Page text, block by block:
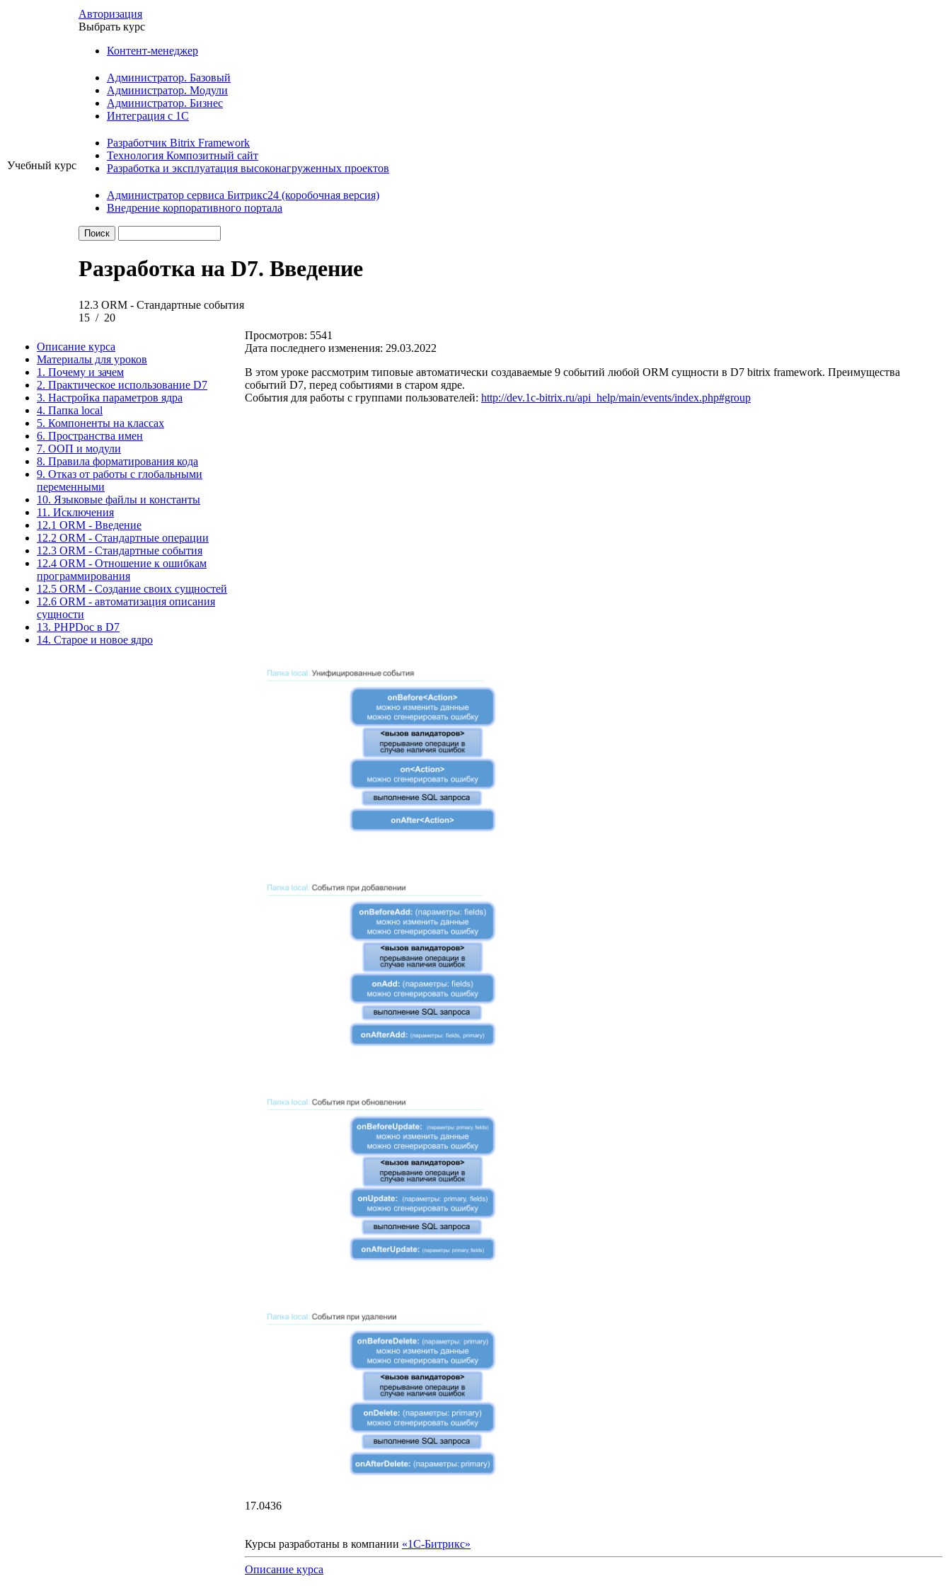
Учебный курс
Авторизация
Выбрать курс
Контент-менеджер
Администратор. Базовый
Администратор. Модули
Администратор. Бизнес
Интеграция с 1С
Разработчик Bitrix Framework
Технология Композитный сайт
Разработка и эксплуатация высоконагруженных проектов
Администратор сервиса Битрикс24 (коробочная версия)
Внедрение корпоративного портала
Разработка на D7. Введение
12.3 ORM - Стандартные события
15 / 20
Описание курса
Материалы для уроков
1. Почему и зачем
2. Практическое использование D7
3. Настройка параметров ядра
4. Папка local
5. Компоненты на классах
6. Пространства имен
7. ООП и модули
8. Правила форматирования кода
9. Отказ от работы с глобальными
переменными
10. Языковые файлы и константы
11. Исключения
12.1 ORM - Введение
12.2 ORM - Стандартные операции
12.3 ORM - Стандартные события
12.4 ORM - Отношение к ошибкам
программирования
12.5 ORM - Создание своих сущностей
12.6 ORM - автоматизация описания
сущности
13. PHPDoc в D7
14. Старое и новое ядро
Просмотров: 5541
Дата последнего изменения: 29.03.2022
В этом уроке рассмотрим типовые автоматически создаваемые 9 событий любой ORM сущности в D7 bitrix framework. Преимущества
событий D7, перед событиями в старом ядре.
События для работы с группами пользователей: http://dev.1c-bitrix.ru/api_help/main/events/index.php#group
17.0436
Курсы разработаны в компании «1С-Битрикс»
Описание курса